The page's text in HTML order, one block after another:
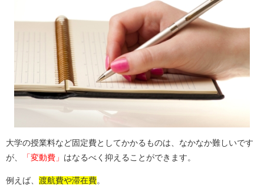
大学の授業料など固定費としてかかるものは、なかなか難しいです
が、
「変動費」 はなるべく抑えることができます。
例えば、 渡航費や滞在費